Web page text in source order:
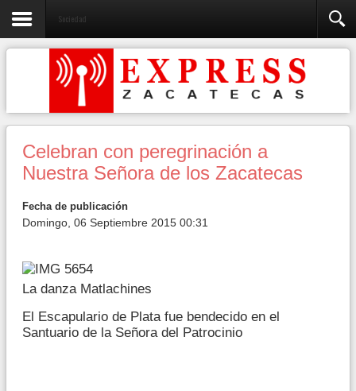
Sociedad
Celebran con peregrinación a
Nuestra Señora de los Zacatecas
Fecha de publicación
Domingo, 06 Septiembre 2015 00:31
La danza Matlachines
El Escapulario de Plata fue bendecido en el
Santuario de la Señora del Patrocinio